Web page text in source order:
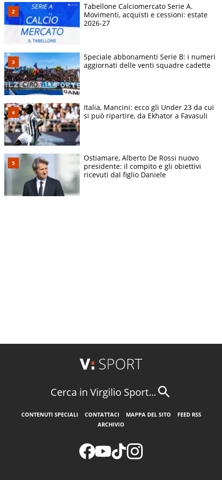
Tabellone Calciomercato Serie A.
Movimenti, acquisti e cessioni: estate
2026-27
Speciale abbonamenti Serie B: i numeri
aggiornati delle venti squadre cadette
Italia, Mancini: ecco gli Under 23 da cui
si può ripartire, da Ekhator a Favasuli
Ostiamare, Alberto De Rossi nuovo
presidente: il compito e gli obiettivi
ricevuti dal figlio Daniele
Cerca in Virgilio Sport...
CONTENUTI SPECIALI CONTATTACI MAPPA DEL SITO
FEED RSS
ARCHIVIO